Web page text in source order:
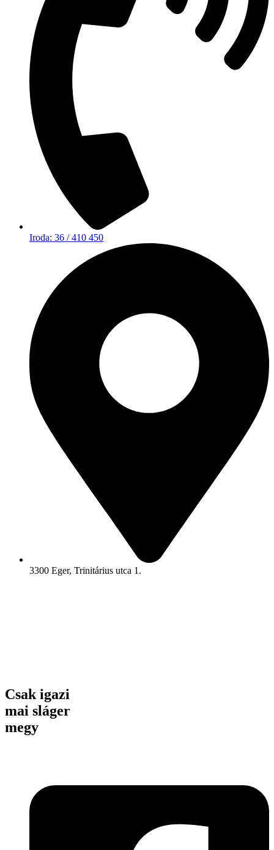
Iroda: 36 / 410 450
3300 Eger, Trinitárius utca 1.
Csak igazi
mai sláger
megy